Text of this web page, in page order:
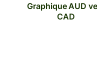
Graphique AUD
CAD